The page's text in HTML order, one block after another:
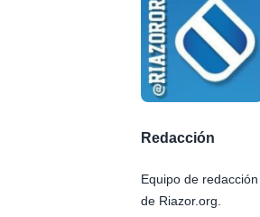
Redacción
Equipo de redacción
de Riazor.org.